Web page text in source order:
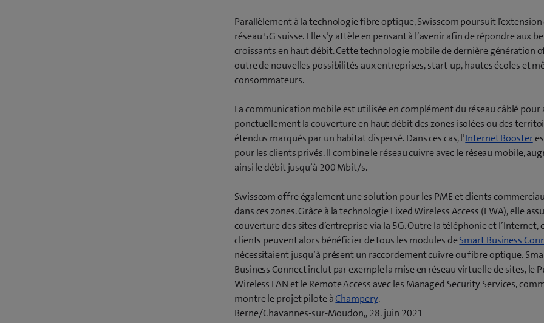
Parallèlement à la technologie fibre optique, Swisscom poursuit l’extension
réseau 5G suisse. Elle s’y attèle en pensant à l’avenir afin de répondre aux
croissants en haut débit. Cette technologie mobile de dernière génération
outre de nouvelles possibilités aux entreprises, start-up, hautes écoles et
consommateurs.
La communication mobile est utilisée en complément du réseau câblé pour
ponctuellement la couverture en haut débit des zones isolées ou des
étendus marqués par un habitat dispersé. Dans ces cas, l’Internet Booster
pour les clients privés. Il combine le réseau cuivre avec le réseau mobile,
ainsi le débit jusqu’à 200 Mbit/s.
Swisscom offre également une solution pour les PME et clients
dans ces zones. Grâce à la technologie Fixed Wireless Access (FWA), elle
couverture des sites d’entreprise via la 5G. Outre la téléphonie et l’Internet,
clients peuvent alors bénéficier de tous les modules deSmart Business
nécessitaient jusqu’à présent un raccordement cuivre ou fibre optique.
Business Connect inclut par exemple la mise en réseau virtuelle de sites, le
Wireless LAN et le Remote Access avec les Managed Security Services,
montre le projet pilote àChampery(
o
.
Berne/Chavannes-sur-Moudon,, 28. juin 2021